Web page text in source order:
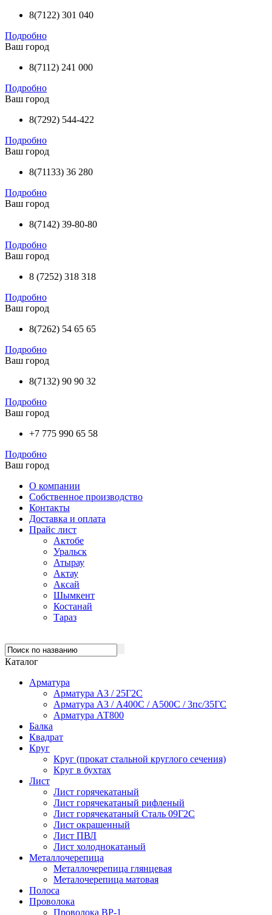
8(7122) 301 040
Подробно
Ваш город
8(7112) 241 000
Подробно
Ваш город
8(7292) 544-422
Подробно
Ваш город
8(71133) 36 280
Подробно
Ваш город
8(7142) 39-80-80
Подробно
Ваш город
8 (7252) 318 318
Подробно
Ваш город
8(7262) 54 65 65
Подробно
Ваш город
8(7132) 90 90 32
Подробно
Ваш город
+7 775 990 65 58
Подробно
Ваш город
О компании
Собственное производство
Контакты
Доставка и оплата
Прайс лист
Актобе
Уральск
Атырау
Актау
Аксай
Шымкент
Костанай
Тараз
Каталог
Арматура
Арматура А3 / 25Г2С
Арматура А3 / А400С / А500С / 3пс/35ГС
Арматура АТ800
Балка
Квадрат
Круг
Круг (прокат стальной круглого сечения)
Круг в бухтах
Лист
Лист горячекатаный
Лист горячекатаный рифленый
Лист горячекатаный Сталь 09Г2С
Лист окрашенный
Лист ПВЛ
Лист холоднокатаный
Металлочерепица
Металлочерепица глянцевая
Металочерепица матовая
Полоса
Проволока
Проволока ВР-1